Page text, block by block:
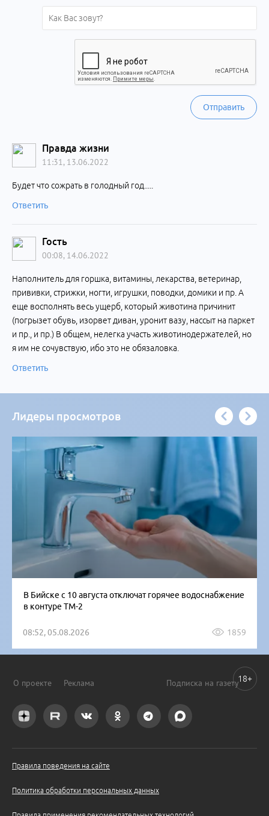
Отправить
Правда жизни
11:31, 13.06.2022
Будет что сожрать в голодный год.....
Ответить
Гость
00:08, 14.06.2022
Наполнитель для горшка, витамины, лекарства, ветеринар,
прививки, стрижки, ногти, игрушки, поводки, домики и пр. А
еще восполнять весь ущерб, который животина причинит
(погрызет обувь, изорвет диван, уронит вазу, нассыт на паркет
и пр., и пр.) В общем, нелегка участь животинодержателей, но
я им не сочувствую, ибо это не обязаловка.
Ответить
Лидеры просмотров
В Бийске с 10 августа отключат горячее водоснабжение
в контуре ТМ-2
08:52, 05.08.2026 1859
О проекте Реклама Подписка на газету
Правила поведения на сайте
Политика обработки персональных данных
18+